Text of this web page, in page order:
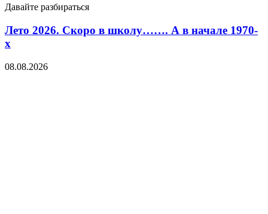
Давайте разбираться
Лето 2026. Скоро в школу……. А в начале 1970-
х
08.08.2026